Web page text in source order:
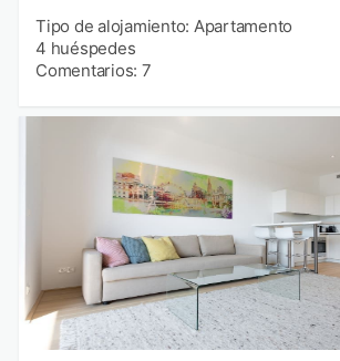
Tipo de alojamiento: Apartamento
4 huéspedes
Comentarios: 7